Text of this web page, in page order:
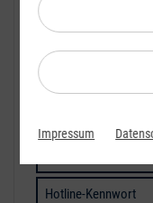
Cookie-Einstellungen
Hotline-Kennwort
Impressum